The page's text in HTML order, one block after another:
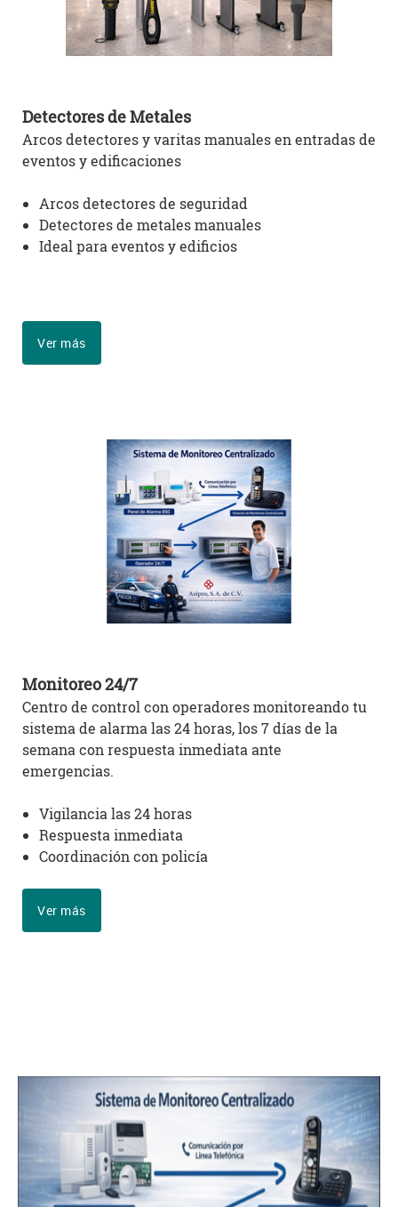
Detectores de Metales
Arcos detectores y varitas manuales en entradas de
eventos y edificaciones
Arcos detectores de seguridad
Detectores de metales manuales
Ideal para eventos y edificios
Ver más
Monitoreo 24/7
Centro de control con operadores monitoreando tu
sistema de alarma las 24 horas, los 7 días de la
semana con respuesta inmediata ante
emergencias.
Vigilancia las 24 horas
Respuesta inmediata
Coordinación con policía
Ver más